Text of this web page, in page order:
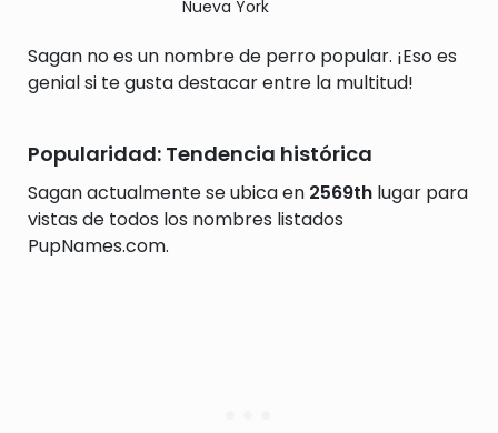
Nueva York
Sagan no es un nombre de perro popular. ¡Eso es
genial si te gusta destacar entre la multitud!
Popularidad: Tendencia histórica
Sagan actualmente se ubica en 2569th lugar para
vistas de todos los nombres listados
PupNames.com.